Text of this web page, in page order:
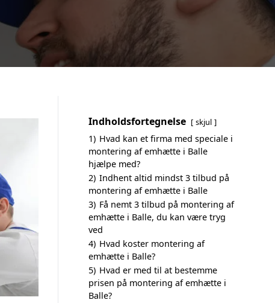
Indholdsfortegnelse skjul
1) Hvad kan et firma med speciale i
montering af emhætte i Balle
hjælpe med?
2) Indhent altid mindst 3 tilbud på
montering af emhætte i Balle
3) Få nemt 3 tilbud på montering af
emhætte i Balle, du kan være tryg
ved
4) Hvad koster montering af
emhætte i Balle?
5) Hvad er med til at bestemme
prisen på montering af emhætte i
Balle?